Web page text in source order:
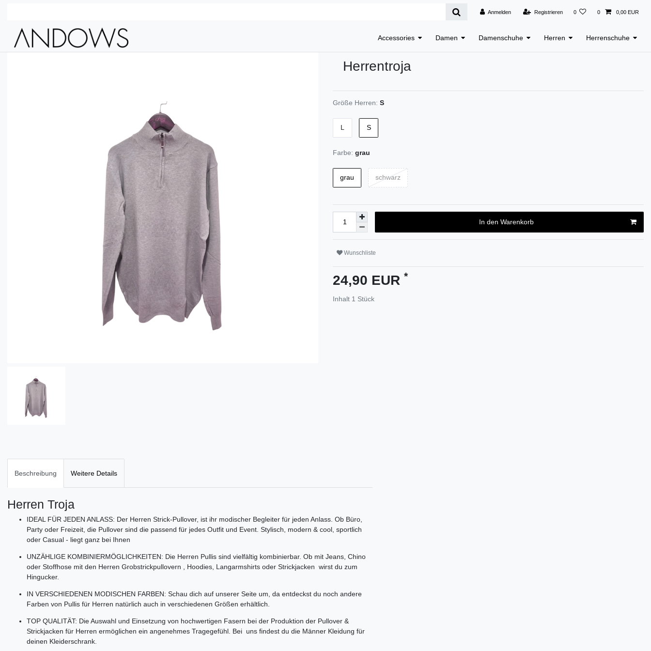
Anmelden Registrieren 0 0 0,00 EUR
Accessories Damen Damenschuhe Herren Herrenschuhe
Herrentroja
Größe Herren: S
L S
Farbe: grau
grau schwarz
In den Warenkorb
Wunschliste
24,90 EUR *
Inhalt 1 Stück
Beschreibung Weitere Details
Herren Troja
IDEAL FÜR JEDEN ANLASS: Der Herren Strick-Pullover, ist ihr modischer Begleiter für jeden Anlass. Ob Büro,
Party oder Freizeit, die Pullover sind die passend für jedes Outfit und Event. Stylisch, modern & cool, sportlich
oder Casual - liegt ganz bei Ihnen
UNZÄHLIGE KOMBINIERMÖGLICHKEITEN: Die Herren Pullis sind vielfältig kombinierbar. Ob mit Jeans, Chino
oder Stoffhose mit den Herren Grobstrickpullovern , Hoodies, Langarmshirts oder Strickjacken wirst du zum
Hingucker.
IN VERSCHIEDENEN MODISCHEN FARBEN: Schau dich auf unserer Seite um, da entdeckst du noch andere
Farben von Pullis für Herren natürlich auch in verschiedenen Größen erhältlich.
TOP QUALITÄT: Die Auswahl und Einsetzung von hochwertigen Fasern bei der Produktion der Pullover &
Strickjacken für Herren ermöglichen ein angenehmes Tragegefühl. Bei uns findest du die Männer Kleidung für
deinen Kleiderschrank.